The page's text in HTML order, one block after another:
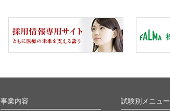
事業内容 試験別メニュー